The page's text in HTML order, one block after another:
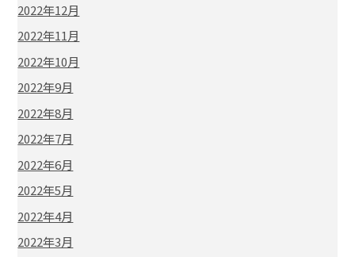
2022年12月
2022年11月
2022年10月
2022年9月
2022年8月
2022年7月
2022年6月
2022年5月
2022年4月
2022年3月